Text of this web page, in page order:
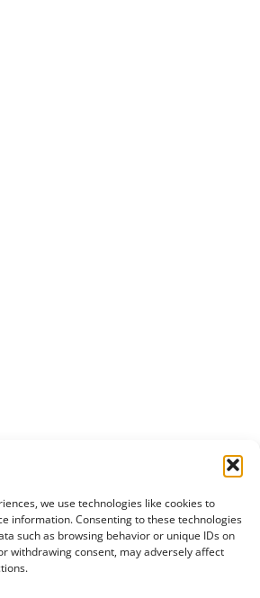
we use technologies like cookies to
information. Consenting to these technologies
such as browsing behavior or unique IDs on
withdrawing consent, may adversely affect
hjælphumor internet musicon
quiche rejse roskilde
sprog søgning